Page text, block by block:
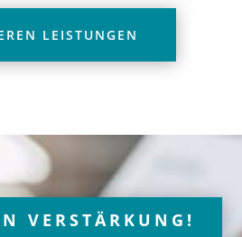
LEISTUNGEN
VERSTÄRKUNG!